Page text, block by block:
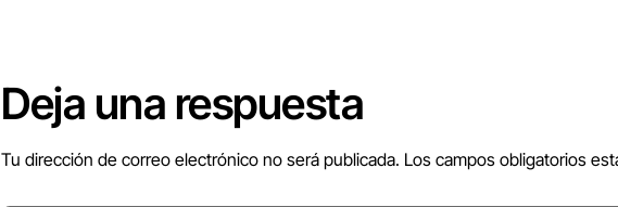
Deja una respuesta
Tu dirección de correo electrónico no será publicada. Los campos obligatorios